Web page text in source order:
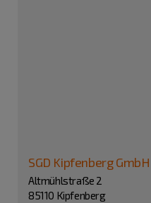
SGD Kipfenberg GmbH
Altmühlstraße 2
85110 Kipfenberg